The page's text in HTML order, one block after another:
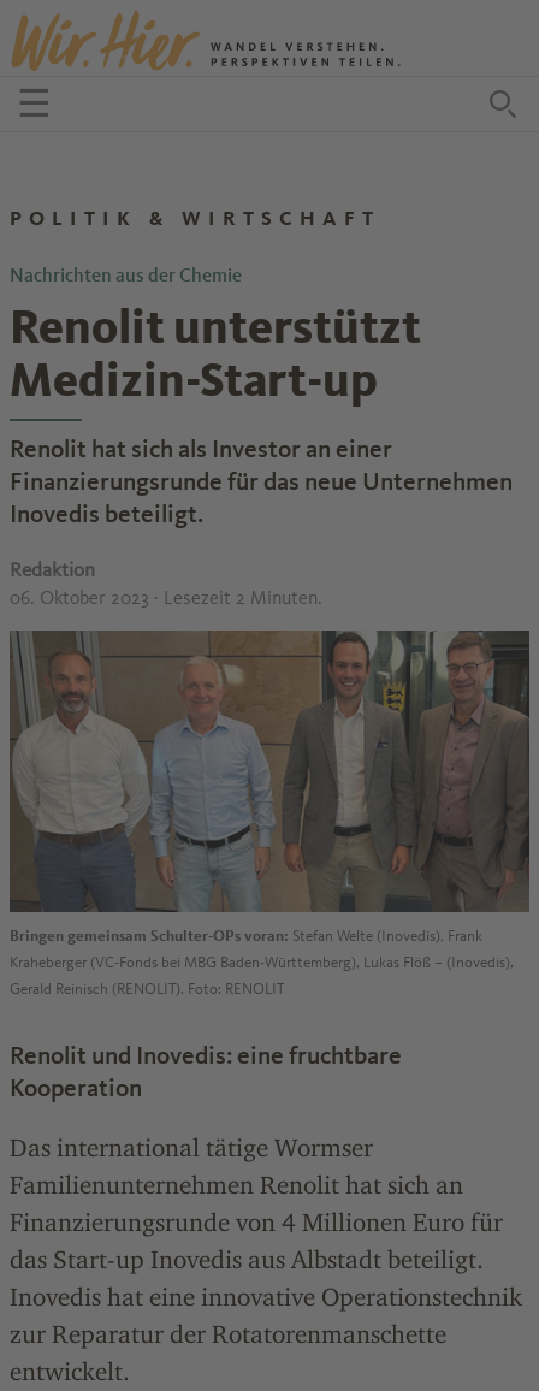
Zum Inhalt springen
☰Menü öffnen
POLITIK & WIRTSCHAFT
Nachrichten aus der Chemie
Renolit unterstützt
Medizin-Start-up
Renolit hat sich als Investor an einer
Finanzierungsrunde für das neue Unternehmen
Inovedis beteiligt.
Redaktion
06. Oktober 2023 · Lesezeit 2 Minuten.
Bringen gemeinsam Schulter-OPs voran: Stefan Welte (Inovedis), Frank
Kraheberger (VC-Fonds bei MBG Baden-Württemberg), Lukas Flöß – (Inovedis),
Gerald Reinisch (RENOLIT). Foto: RENOLIT
Renolit und Inovedis: eine fruchtbare
Kooperation
Das international tätige Wormser
Familienunternehmen Renolit hat sich an
Finanzierungsrunde von 4 Millionen Euro für
das Start-up Inovedis aus Albstadt beteiligt.
Inovedis hat eine innovative Operationstechnik
zur Reparatur der Rotatorenmanschette
entwickelt.